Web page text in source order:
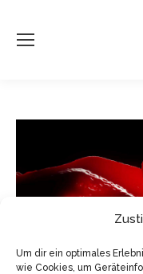
Um dir ein optimales
wie Cookies, um